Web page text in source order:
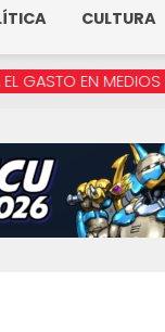
CULTURA
DE ARMENTA